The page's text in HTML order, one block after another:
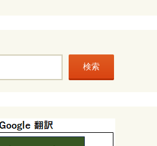
検索